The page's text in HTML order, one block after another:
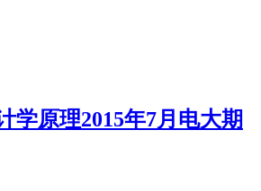
学原理2015年7月电大期